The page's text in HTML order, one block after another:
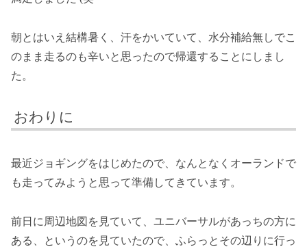
朝とはいえ結構暑く、汗をかいていて、水分補給無しでこ
のまま走るのも辛いと思ったので帰還することにしまし
た。
おわりに
最近ジョギングをはじめたので、なんとなくオーランドで
も走ってみようと思って準備してきています。
前日に周辺地図を見ていて、ユニバーサルがあっちの方に
ある、というのを見ていたので、ふらっとその辺りに行っ